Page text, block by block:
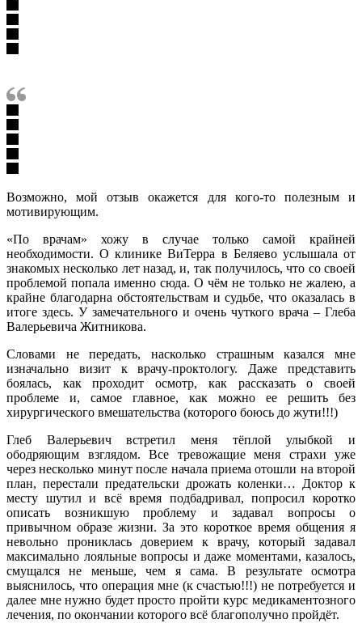
Возможно, мой отзыв окажется для кого-то полезным и
мотивирующим.
«По врачам» хожу в случае только самой крайней
необходимости. О клинике ВиТерра в Беляево услышала от
знакомых несколько лет назад, и, так получилось, что со своей
проблемой попала именно сюда. О чём не только не жалею, а
крайне благодарна обстоятельствам и судьбе, что оказалась в
итоге здесь. У замечательного и очень чуткого врача – Глеба
Валерьевича Житникова.
Словами не передать, насколько страшным казался мне
изначально визит к врачу-проктологу. Даже представить
боялась, как проходит осмотр, как рассказать о своей
проблеме и, самое главное, как можно ее решить без
хирургического вмешательства (которого боюсь до жути!!!)
Глеб Валерьевич встретил меня тёплой улыбкой и
ободряющим взглядом. Все тревожащие меня страхи уже
через несколько минут после начала приема отошли на второй
план, перестали предательски дрожать коленки… Доктор к
месту шутил и всё время подбадривал, попросил коротко
описать возникшую проблему и задавал вопросы о
привычном образе жизни. За это короткое время общения я
невольно прониклась доверием к врачу, который задавал
максимально лояльные вопросы и даже моментами, казалось,
смущался не меньше, чем я сама. В результате осмотра
выяснилось, что операция мне (к счастью!!!) не потребуется и
далее мне нужно будет просто пройти курс медикаментозного
лечения, по окончании которого всё благополучно пройдёт.